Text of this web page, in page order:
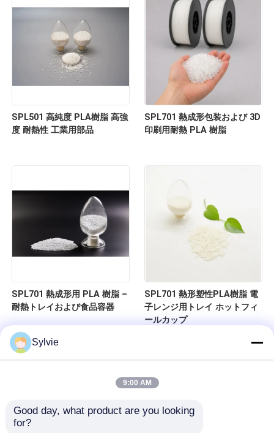
SPL501 高純度 PLA樹脂 高強
度 耐熱性 工業用部品
SPL701 熱成形包装および 3D
印刷用耐熱 PLA 樹脂
SPL701 熱成形用 PLA 樹脂 –
耐熱トレイおよび食品容器
SPL701 熱形塑性PLA樹脂 電
子レンジ用トレイ ホットフィ
ールカップ
Sylvie
9:00 AM
Good day, what product are you looking
for?